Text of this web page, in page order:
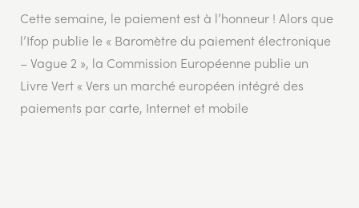
Cette semaine, le paiement est à l’honneur ! Alors que
l’Ifop publie le « Baromètre du paiement électronique
– Vague 2 », la Commission Européenne publie un
Livre Vert « Vers un marché européen intégré des
paiements par carte, Internet et mobile